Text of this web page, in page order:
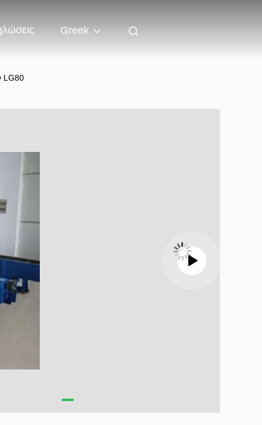
Greek
LG80